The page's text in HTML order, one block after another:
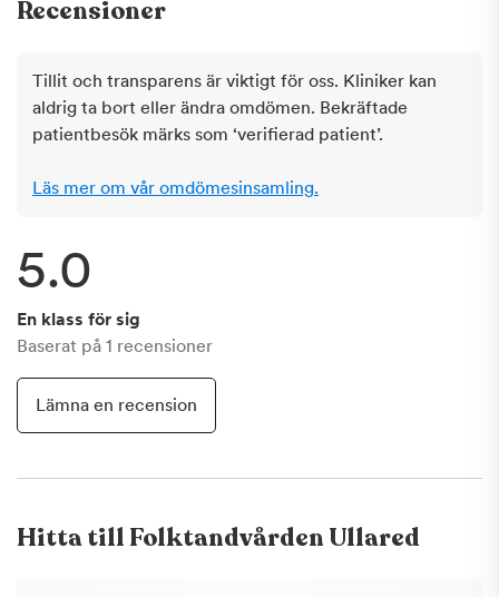
Recensioner
Tillit och transparens är viktigt för oss. Kliniker kan
aldrig ta bort eller ändra omdömen. Bekräftade
patientbesök märks som ‘verifierad patient’.
Läs mer om vår omdömesinsamling.
5.0
En klass för sig
Baserat på 1 recensioner
Lämna en recension
Hitta till Folktandvården Ullared